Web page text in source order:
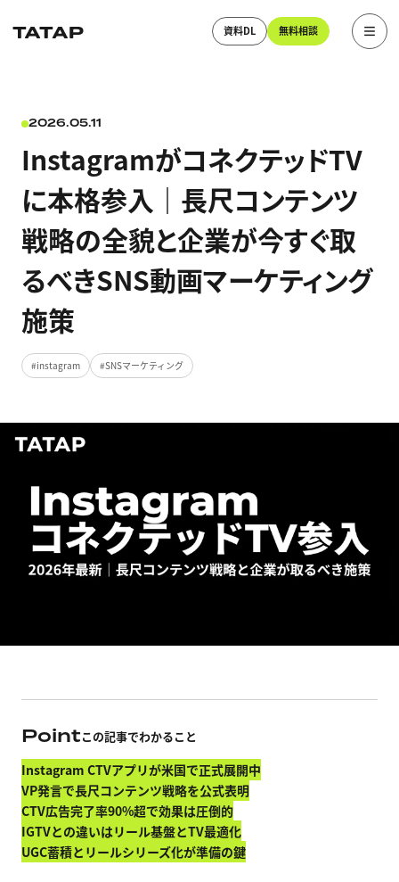
資料DL 無料相談
2026.05.11
InstagramがコネクテッドTV
に本格参入｜長尺コンテンツ
戦略の全貌と企業が今すぐ取
るべきSNS動画マーケティング
施策
instagram SNSマーケティング
Pointこの記事でわかること
Instagram CTVアプリが米国で正式展開中
VP発言で長尺コンテンツ戦略を公式表明
CTV広告完了率90%超で効果は圧倒的
IGTVとの違いはリール基盤とTV最適化
UGC蓄積とリールシリーズ化が準備の鍵